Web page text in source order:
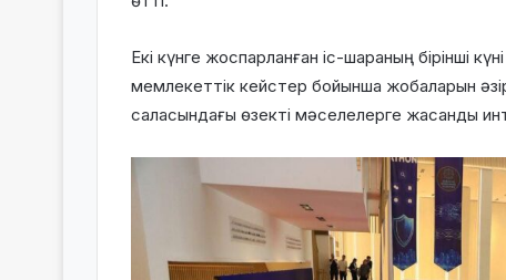
Екі күнге жоспарланған іс-шараның бірінші
мемлекеттік кейстер бойынша жобаларын
саласындағы өзекті мәселелерге жасанды